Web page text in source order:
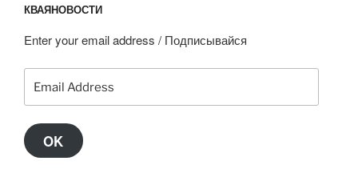
КВАЯНОВОСТИ
Enter your email address / Подписывайся
Address
OK